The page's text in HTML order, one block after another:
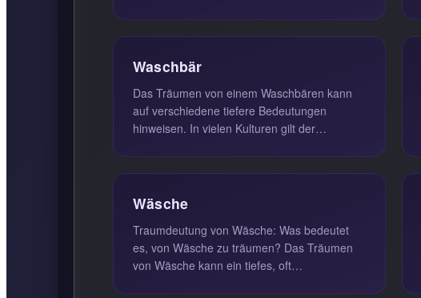
Waschbär
Das Träumen von einem Waschbären kann
auf verschiedene tiefere Bedeutungen
hinweisen. In vielen Kulturen gilt der
Wäsche
Traumdeutung von Wäsche: Was bedeutet
es, von Wäsche zu träumen? Das Träumen
von Wäsche kann ein tiefes, oft